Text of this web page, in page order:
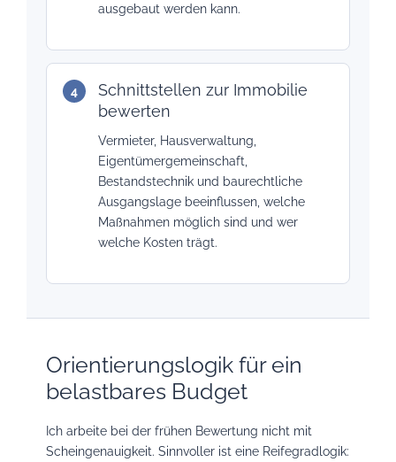
ausgebaut werden kann.
Schnittstellen zur Immobilie
bewerten
Vermieter, Hausverwaltung,
Eigentümergemeinschaft,
Bestandstechnik und baurechtliche
Ausgangslage beeinflussen, welche
Maßnahmen möglich sind und wer
welche Kosten trägt.
Orientierungslogik für ein
belastbares Budget
Ich arbeite bei der frühen Bewertung nicht mit
Scheingenauigkeit. Sinnvoller ist eine Reifegradlogik: